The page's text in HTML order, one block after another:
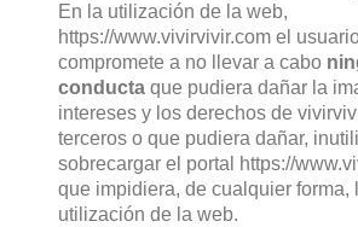
En la utilización de la web,
https://www.vivirvivir.com el
compromete a no llevar a cabo
conducta que pudiera dañar la
intereses y los derechos de
terceros o que pudiera dañar,
sobrecargar el portal https://
que impidiera, de cualquier forma,
utilización de la web.